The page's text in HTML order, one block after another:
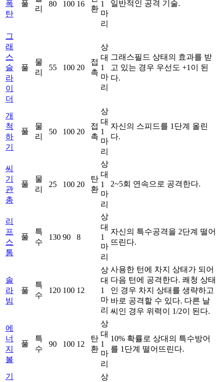
폭
탄
풀
리
80 100 16
환
1
마
리
일반적인 공격 기술.
그
래
스
슬
라
이
더
풀
물
리
55 100 20
접
촉
상
대
1
마
리
그래스필드 상태의 효과를 받
고 있는 경우 우선도 +1이 된
다.
개
척
하
기
풀
물
리
50 100 20
접
촉
상
대
1
마
리
자신의 스피드를 1단계 올린
다.
씨
기
관
총
풀
물
리
25 100 20
탄
환
상
대
1
마
리
2~5회 연속으로 공격한다.
리
프
스
톰
풀
특
수
130 90 8
상
대
1
마
리
자신의 특수공격을 2단계 떨어
뜨린다.
솔
라
빔
풀
특
수
120 100 12
상
대
1
마
리
사용한 턴에 차지 상태가 되어
다음 턴에 공격한다. 쾌청 상태
인 경우 차지 상태를 생략하고
바로 공격할 수 있다. 다른 날
씨인 경우 위력이 1/2이 된다.
에
너
지
볼
풀
특
수
90 100 12
탄
환
상
대
1
마
리
10% 확률로 상대의 특수방어
를 1단계 떨어뜨린다.
기
상